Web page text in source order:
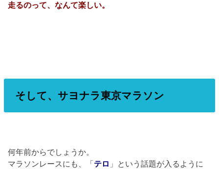
走るのって、なんて楽しい。
そして、サヨナラ東京マラソン
何年前からでしょうか。
マラソンレースにも、「テロ 」という話題が入るように